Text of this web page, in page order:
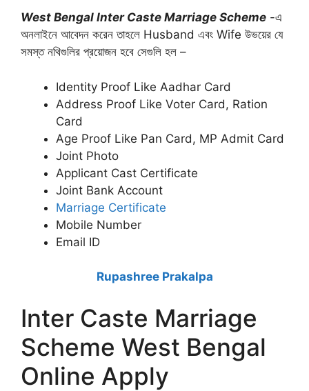
West Bengal Inter Caste Marriage Scheme -এ
অনলাইনে আবেদন করেন তাহলে Husband এবং Wife উভয়ের যে
সমস্ত নথিগুলির প্রয়োজন হবে সেগুলি হল –
Identity Proof Like Aadhar Card
Address Proof Like Voter Card, Ration
Card
Age Proof Like Pan Card, MP Admit Card
Joint Photo
Applicant Cast Certificate
Joint Bank Account
Marriage Certificate
Mobile Number
Email ID
Rupashree Prakalpa
Inter Caste Marriage
Scheme West Bengal
Online Apply